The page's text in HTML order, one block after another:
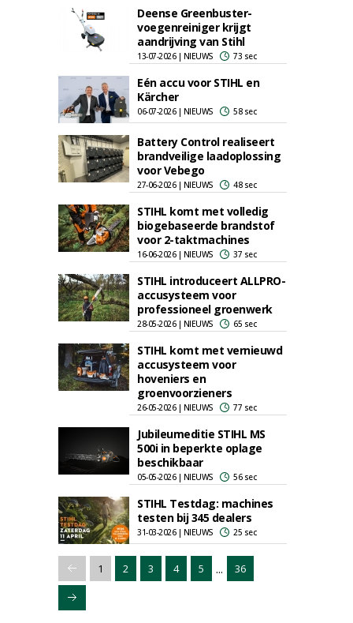
Deense Greenbuster-
voegenreiniger krijgt
aandrijving van Stihl
13-07-2026 | NIEUWS 73 sec
Eén accu voor STIHL en
Kärcher
06-07-2026 | NIEUWS 58 sec
Battery Control realiseert
brandveilige laadoplossing
voor Vebego
27-06-2026 | NIEUWS 48 sec
STIHL komt met volledig
biogebaseerde brandstof
voor 2-taktmachines
16-06-2026 | NIEUWS 37 sec
STIHL introduceert ALLPRO-
accusysteem voor
professioneel groenwerk
28-05-2026 | NIEUWS 65 sec
STIHL komt met vernieuwd
accusysteem voor
hoveniers en
groenvoorzieners
26-05-2026 | NIEUWS 77 sec
Jubileumeditie STIHL MS
500i in beperkte oplage
beschikbaar
05-05-2026 | NIEUWS 56 sec
STIHL Testdag: machines
testen bij 345 dealers
31-03-2026 | NIEUWS 25 sec
1 2 3 4 5 ... 36